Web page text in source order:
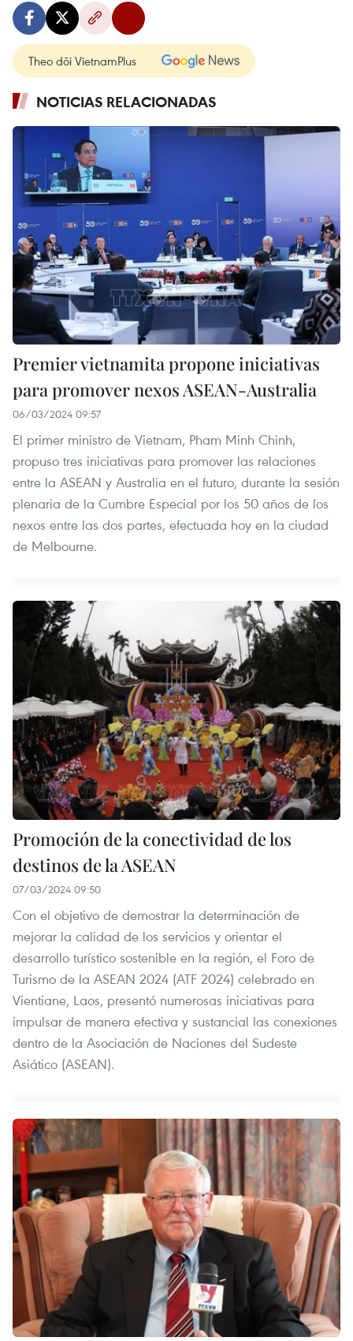
Theo dõi VietnamPlus
NOTICIAS RELACIONADAS
Premier vietnamita propone iniciativas
para promover nexos ASEAN-Australia
06/03/2024 09:57
El primer ministro de Vietnam, Pham Minh Chinh,
propuso tres iniciativas para promover las relaciones
entre la ASEAN y Australia en el futuro, durante la sesión
plenaria de la Cumbre Especial por los 50 años de los
nexos entre las dos partes, efectuada hoy en la ciudad
de Melbourne.
Promoción de la conectividad de los
destinos de la ASEAN
07/03/2024 09:50
Con el objetivo de demostrar la determinación de
mejorar la calidad de los servicios y orientar el
desarrollo turístico sostenible en la región, el Foro de
Turismo de la ASEAN 2024 (ATF 2024) celebrado en
Vientiane, Laos, presentó numerosas iniciativas para
impulsar de manera efectiva y sustancial las conexiones
dentro de la Asociación de Naciones del Sudeste
Asiático (ASEAN).